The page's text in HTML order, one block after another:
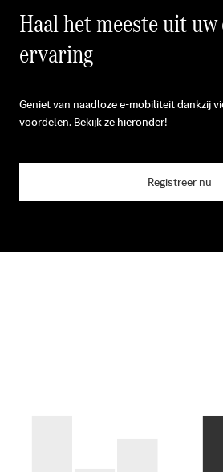
Haal het meeste uit
ervaring
Geniet van naadloze e-mobiliteit dankzij
voordelen. Bekijk ze hieronder!
Registreer nu